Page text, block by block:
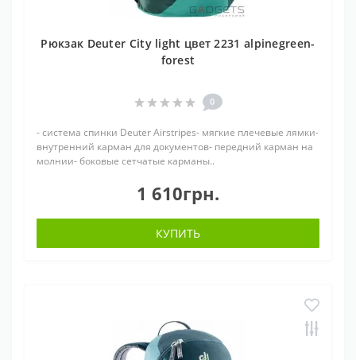
Рюкзак Deuter City light цвет 2231 alpinegreen-
forest
0
- система спинки Deuter Airstripes- мягкие плечевые лямки-
внутренний карман для документов- передний карман на
молнии- боковые сетчатые карманы..
1 610грн.
КУПИТЬ